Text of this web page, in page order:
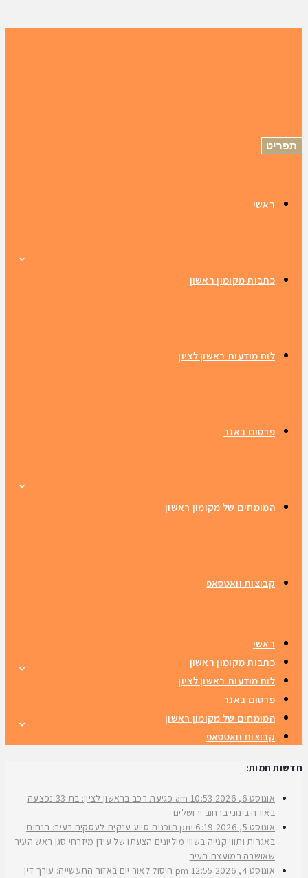
תפריט
ראשי
כתבות מקומון ראשון
לוח מודעות ראשון לציון
פרסום באנר
המומחים של מקומון ראשון
קבוצות וואטסאפ
ראשי
כתבות מקומון ראשון
לוח מודעות ראשון לציון
פרסום באנר
המומחים של מקומון ראשון
קבוצות וואטסאפ
חדשות חמות:
אוגוסט 6, 2026 10:53 am
פגיעת רכב בראשון לציון: בת 33 נפצעה
באורח בינוני ברחוב ירושלים
אוגוסט 5, 2026
6:19 pm
תוכנית סיוע ענקית לעסקים בעיר: הנחות
באגרות ותווי קנייה בשווי מיליונים הצעתו של עידן מיזרחי סגן ראש העיר
שאושרה במועצת העיר
אוגוסט 4, 2026
12:55 pm
חיסול לאור יום באזור התעשייה: עורך דין